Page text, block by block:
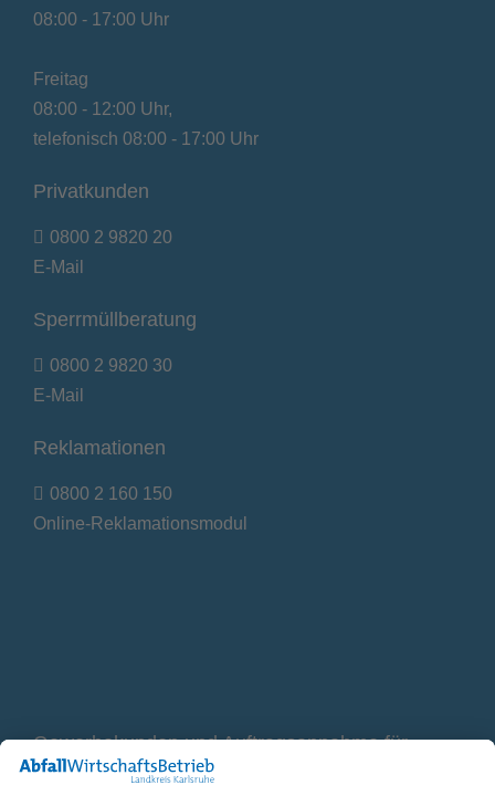
08:00 - 17:00 Uhr
Freitag
08:00 - 12:00 Uhr,
telefonisch 08:00 - 17:00 Uhr
Privatkunden
0800 2 9820 20
E-Mail
Sperrmüllberatung
0800 2 9820 30
E-Mail
Reklamationen
0800 2 160 150
Online-Reklamationsmodul
Gewerbekunden und Auftragsannahme für
Container